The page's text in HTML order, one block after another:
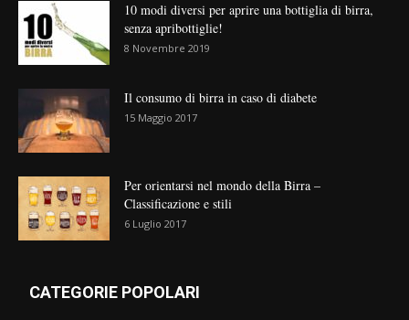
10 modi diversi per aprire una bottiglia di birra,
senza apribottiglie!
8 Novembre 2019
Il consumo di birra in caso di diabete
15 Maggio 2017
Per orientarsi nel mondo della Birra –
Classificazione e stili
6 Luglio 2017
CATEGORIE POPOLARI